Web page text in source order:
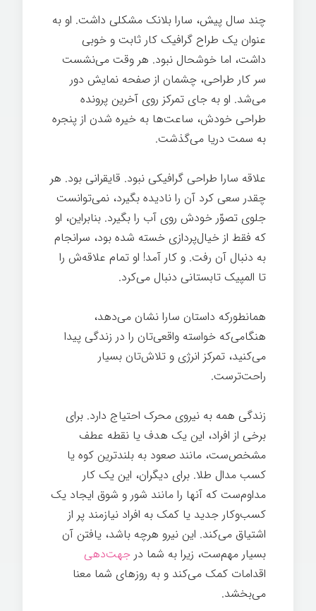
چند سال پیش، سارا بلانک مشکلی داشت. او به
عنوان یک طراح گرافیک کار ثابت و خوبی
داشت، اما خوشحال نبود. هر وقت می‌نشست
سر کار طراحی، چشمان از صفحه نمایش دور
می‌شد. او به جای تمرکز روی آخرین پرونده
طراحی خودش، ساعت‌ها به خیره شدن از پنجره
به سمت دریا می‌گذشت.
علاقه سارا طراحی گرافیکی نبود. قایقرانی بود. هر
چقدر سعی کرد آن را نادیده بگیرد، نمی‌توانست
جلوی تصوّر خودش روی آب را بگیرد. بنابراین، او
که فقط از خیال‌پردازی خسته شده بود، سرانجام
به دنبال آن رفت. و کار آمد! او تمام علاقه‌ش را
تا المپیک تابستانی دنبال می‌کرد.
همانطورکه داستان سارا نشان می‌دهد،
هنگامی‌که خواسته واقعی‌تان را در زندگی پیدا
می‌کنید، تمرکز انرژی و تلاش‌تان بسیار
راحت‌ترست.
زندگی همه به نیروی محرک احتیاج دارد. برای
برخی از افراد، این یک هدف یا نقطه عطف
مشخص‌ست، مانند صعود به بلندترین کوه یا
کسب مدال طلا. برای دیگران، این یک کار
مداوم‌ست که آنها را مانند شور و شوق ایجاد یک
کسب‌وکار جدید یا کمک به افراد نیازمند پر از
اشتیاق می‌کند. این نیرو هرچه باشد، یافتن آن
بسیار مهم‌ست، زیرا به شما در جهت‌دهی
اقدامات کمک می‌کند و به روزهای شما معنا
می‌بخشد.